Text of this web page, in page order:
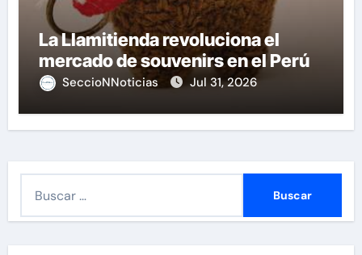
La Llamitienda revoluciona el
mercado de souvenirs en el Perú
SeccioNNoticias Jul 31, 2026